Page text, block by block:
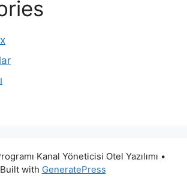
Kanal Yöneticisi Otel Yazılımı •
Built with GeneratePress